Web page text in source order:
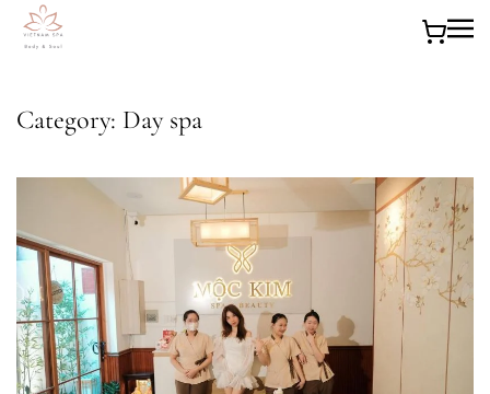
Category: Day spa